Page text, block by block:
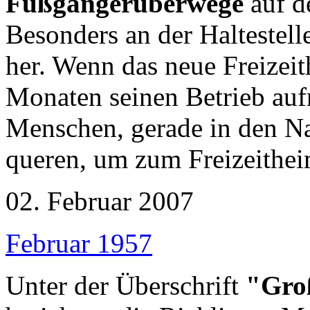
Besonders an der
her. Wenn das neue
Monaten seinen Betrieb
Menschen, gerade in den
queren, um zum
02. Februar 2007
Februar 1957
Unter der Überschrift